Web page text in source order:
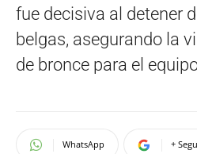
fue decisiva al detener
belgas, asegurando la
de bronce para el
WhatsApp +